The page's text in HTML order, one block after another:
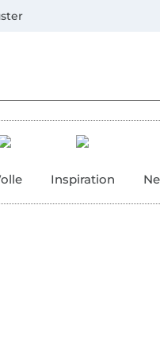
Inspiration
Kauf auf Rechnung,